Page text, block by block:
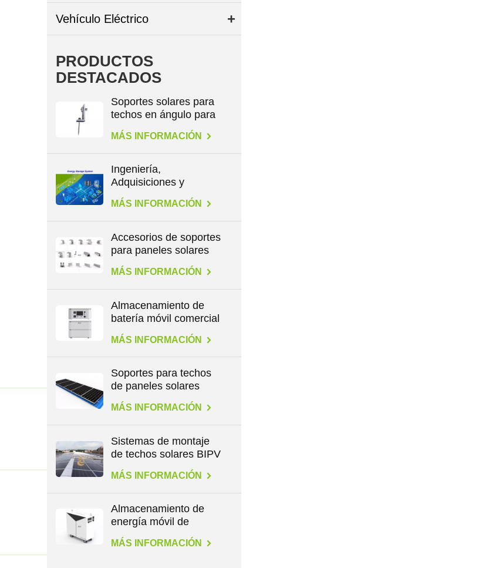
Vehículo Eléctrico
PRODUCTOS
DESTACADOS
Soportes solares para
techos en ángulo para
patas en L
MÁS INFORMACIÓN
Ingeniería,
Adquisiciones y
Construcción en
Energía
MÁS INFORMACIÓN
Accesorios de soportes
para paneles solares
para todo tipo de
techos
MÁS INFORMACIÓN
Almacenamiento de
batería móvil comercial
de gran capacidad de
2,3 kWh
MÁS INFORMACIÓN
Soportes para techos
de paneles solares
para todo tipo de
techos
MÁS INFORMACIÓN
Sistemas de montaje
de techos solares BIPV
MÁS INFORMACIÓN
Almacenamiento de
energía móvil de
1,1/4,6/14,3 kWh
MÁS INFORMACIÓN